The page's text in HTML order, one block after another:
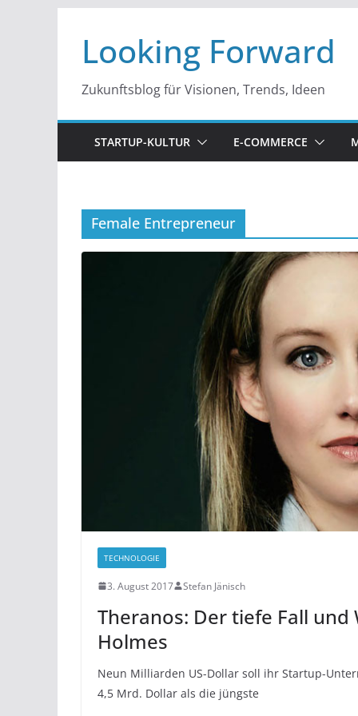
Inhalt
springen
Looking Forward
Zukunftsblog für Visionen, Trends, Ideen
STARTUP-KULTUR E-COMMERCE
Female Entrepreneur
TECHNOLOGIE
3. August 2017 Stefan Jänisch
Theranos: Der tiefe Fall
Holmes
Neun Milliarden US-Dollar soll ihr Startup-
4,5 Mrd. Dollar als die jüngste